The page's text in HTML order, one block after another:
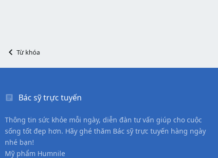
Từ khóa
Bác sỹ trực tuyến
Thông tin sức khỏe mỗi ngày, diễn đàn tư vấn giúp cho cuộc
sống tốt đẹp hơn. Hãy ghé thăm Bác sỹ trực tuyến hàng ngày
nhé bạn!
Mỹ phẩm Humnile